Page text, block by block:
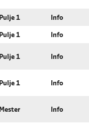
Pulje 1 Info
Pulje 1 Info
Pulje 1 Info
Pulje 1 Info
Mester Info